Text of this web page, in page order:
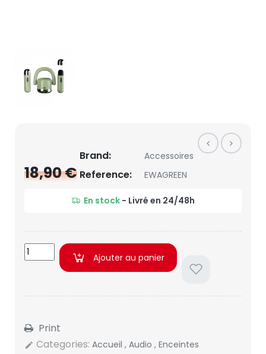
18,90 €
Brand: Accessoires
Reference: EWAGREEN
En stock - Livré en 24/48h
Ajouter au panier
Print
edit Categories: Accueil , Audio , Enceintes